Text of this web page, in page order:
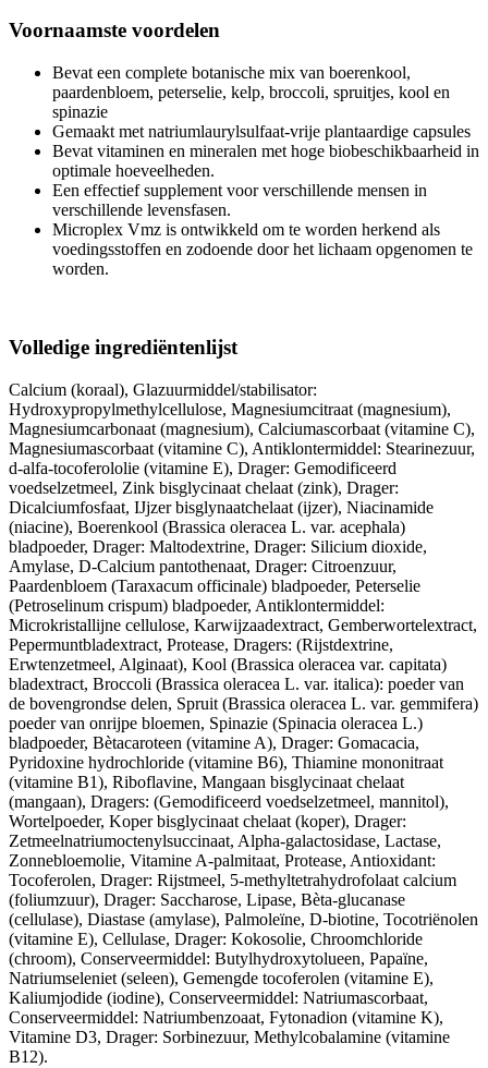
Voornaamste voordelen
Bevat een complete botanische mix van boerenkool,
paardenbloem, peterselie, kelp, broccoli, spruitjes, kool en
spinazie
Gemaakt met natriumlaurylsulfaat-vrije plantaardige capsules
Bevat vitaminen en mineralen met hoge biobeschikbaarheid in
optimale hoeveelheden.
Een effectief supplement voor verschillende mensen in
verschillende levensfasen.
Microplex Vmz is ontwikkeld om te worden herkend als
voedingsstoffen en zodoende door het lichaam opgenomen te
worden.
Volledige ingrediëntenlijst
Calcium (koraal), Glazuurmiddel/stabilisator:
Hydroxypropylmethylcellulose, Magnesiumcitraat (magnesium),
Magnesiumcarbonaat (magnesium), Calciumascorbaat (vitamine C),
Magnesiumascorbaat (vitamine C), Antiklontermiddel: Stearinezuur,
d-alfa-tocoferololie (vitamine E), Drager: Gemodificeerd
voedselzetmeel, Zink bisglycinaat chelaat (zink), Drager:
Dicalciumfosfaat, IJjzer bisglynaatchelaat (ijzer), Niacinamide
(niacine), Boerenkool (Brassica oleracea L. var. acephala)
bladpoeder, Drager: Maltodextrine, Drager: Silicium dioxide,
Amylase, D-Calcium pantothenaat, Drager: Citroenzuur,
Paardenbloem (Taraxacum officinale) bladpoeder, Peterselie
(Petroselinum crispum) bladpoeder, Antiklontermiddel:
Microkristallijne cellulose, Karwijzaadextract, Gemberwortelextract,
Pepermuntbladextract, Protease, Dragers: (Rijstdextrine,
Erwtenzetmeel, Alginaat), Kool (Brassica oleracea var. capitata)
bladextract, Broccoli (Brassica oleracea L. var. italica): poeder van
de bovengrondse delen, Spruit (Brassica oleracea L. var. gemmifera)
poeder van onrijpe bloemen, Spinazie (Spinacia oleracea L.)
bladpoeder, Bètacaroteen (vitamine A), Drager: Gomacacia,
Pyridoxine hydrochloride (vitamine B6), Thiamine mononitraat
(vitamine B1), Riboflavine, Mangaan bisglycinaat chelaat
(mangaan), Dragers: (Gemodificeerd voedselzetmeel, mannitol),
Wortelpoeder, Koper bisglycinaat chelaat (koper), Drager:
Zetmeelnatriumoctenylsuccinaat, Alpha-galactosidase, Lactase,
Zonnebloemolie, Vitamine A-palmitaat, Protease, Antioxidant:
Tocoferolen, Drager: Rijstmeel, 5-methyltetrahydrofolaat calcium
(foliumzuur), Drager: Saccharose, Lipase, Bèta-glucanase
(cellulase), Diastase (amylase), Palmoleïne, D-biotine, Tocotriënolen
(vitamine E), Cellulase, Drager: Kokosolie, Chroomchloride
(chroom), Conserveermiddel: Butylhydroxytolueen, Papaïne,
Natriumseleniet (seleen), Gemengde tocoferolen (vitamine E),
Kaliumjodide (iodine), Conserveermiddel: Natriumascorbaat,
Conserveermiddel: Natriumbenzoaat, Fytonadion (vitamine K),
Vitamine D3, Drager: Sorbinezuur, Methylcobalamine (vitamine
B12).